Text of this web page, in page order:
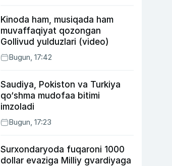
Kinoda ham, musiqada ham
muvaffaqiyat qozongan
Gollivud yulduzlari (video)
Bugun, 17:42
Saudiya, Pokiston va Turkiya
qo‘shma mudofaa bitimi
imzoladi
Bugun, 17:23
Surxondaryoda fuqaroni 1000
dollar evaziga Milliy gvardiyaga